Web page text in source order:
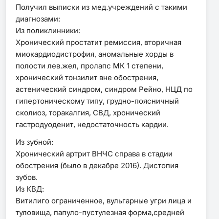
Получил выписки из мед.учреждений с такими
диагнозами:
Из поликлинники:
Хронический простатит ремиссия, вторичная
миокардиодистрофия, аномальные хорды в
полости лев.жел, пролапс МК 1 степени,
хронический тонзилит вне обострения,
астенический синдром, синдром Рейно, НЦД по
гипертоническому типу, грудно-поясничный
сколиоз, торакалгия, СВД, хронический
гастродуоденит, недостаточность кардии.
Из зубной:
Хронический артрит ВНЧС справа в стадии
обострения (было в декабре 2016). Дистопия
зубов.
Из КВД:
Витилиго ограниченное, вульгарные угри лица и
туловища, папуло-пустулезная форма,средней